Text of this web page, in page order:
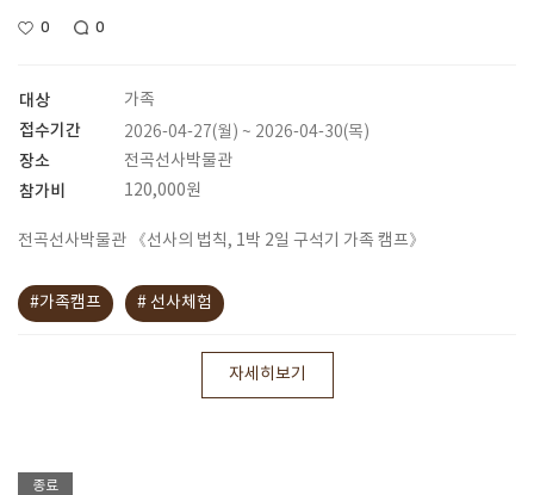
0 0
대상 가족
접수기간 2026-04-27(월) ~ 2026-04-30(목)
장소 전곡선사박물관
참가비 120,000원
전곡선사박물관 《선사의 법칙, 1박 2일 구석기 가족 캠프》
#가족캠프 # 선사체험
자세히보기
종료